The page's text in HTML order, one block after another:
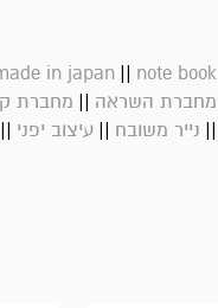
in japan|| note book
מחברת השראה || מחברת
|| נייר משובח ||עיצוב יפני